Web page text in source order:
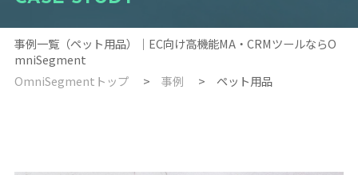
事例一覧（ペット用品）｜EC向け高機能MA・CRMツールならO
mniSegment
OmniSegmentトップ
事例 ペット用品